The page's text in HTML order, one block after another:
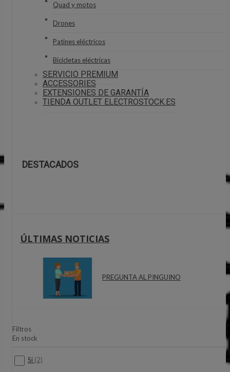
Quad y motos
Drones
Patines eléctricos
Bicicletas eléctricas
SERVICIO PREMIUM
ACCESSORIES
EXTENSIONES DE GARANTÍA
TIENDA OUTLET ELECTROSTOCK.ES
DESTACADOS
ÚLTIMAS NOTICIAS
PREGUNTA AL PINGUINO
Filtros
En stock
Si (2)